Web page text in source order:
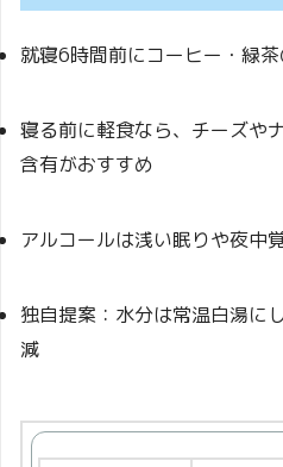
就寝6時間前にコーヒー・緑
寝る前に軽食なら、チーズや
含有がおすすめ
アルコールは浅い眠りや夜中
独自提案：水分は常温白湯に
減